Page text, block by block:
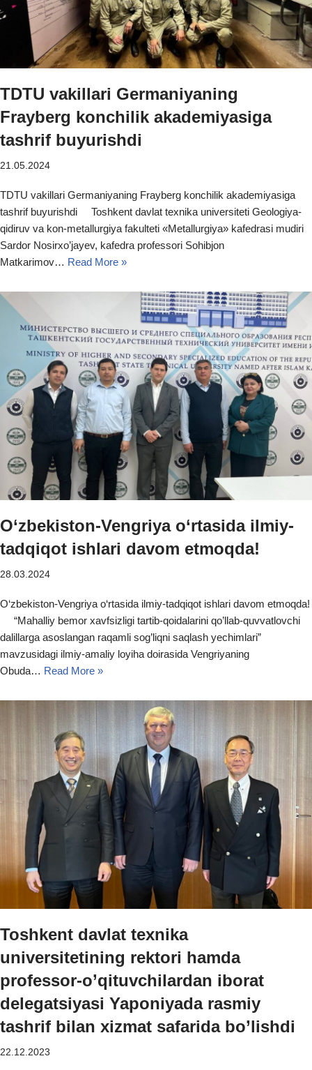
TDTU vakillari Germaniyaning
Frayberg konchilik akademiyasiga
tashrif buyurishdi
21.05.2024
TDTU vakillari Germaniyaning Frayberg konchilik akademiyasiga
tashrif buyurishdi Toshkent davlat texnika universiteti Geologiya-
qidiruv va kon-metallurgiya fakulteti «Metallurgiya» kafedrasi mudiri
Sardor Nosirxo’jayev, kafedra professori Sohibjon
Matkarimov… Read More »
O‘zbekiston-Vengriya o‘rtasida ilmiy-
tadqiqot ishlari davom etmoqda!
28.03.2024
O‘zbekiston-Vengriya o‘rtasida ilmiy-tadqiqot ishlari davom etmoqda!
“Mahalliy bemor xavfsizligi tartib-qoidalarini qo’llab-quvvatlovchi
dalillarga asoslangan raqamli sog’liqni saqlash yechimlari”
mavzusidagi ilmiy-amaliy loyiha doirasida Vengriyaning
Obuda… Read More »
Toshkent davlat texnika
universitetining rektori hamda
professor-o’qituvchilardan iborat
delegatsiyasi Yaponiyada rasmiy
tashrif bilan xizmat safarida bo’lishdi
22.12.2023